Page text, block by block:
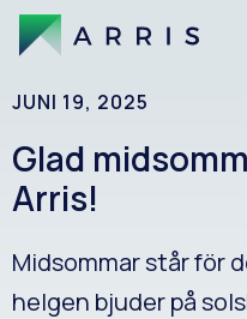
JUNI 19, 2025
Glad
Arris!
Midsommar står för
helgen bjuder på